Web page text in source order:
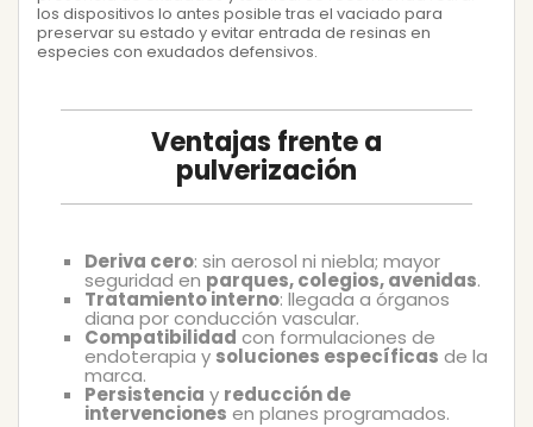
los dispositivos lo antes posible tras el vaciado para
preservar su estado y evitar entrada de resinas en
especies con exudados defensivos.
Ventajas frente a
pulverización
Deriva cero: sin aerosol ni niebla; mayor
seguridad en parques, colegios, avenidas.
Tratamiento interno: llegada a órganos
diana por conducción vascular.
Compatibilidad con formulaciones de
endoterapia y soluciones específicas de la
marca.
Persistencia y reducción de
intervenciones en planes programados.